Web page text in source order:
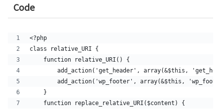
Code
<?php
class relative_URI {
    function relative_URI() {
add_action('get_header', array(&$this,
add_action('wp_footer', array(&$this,
    }
    function replace_relative_URI($content) {